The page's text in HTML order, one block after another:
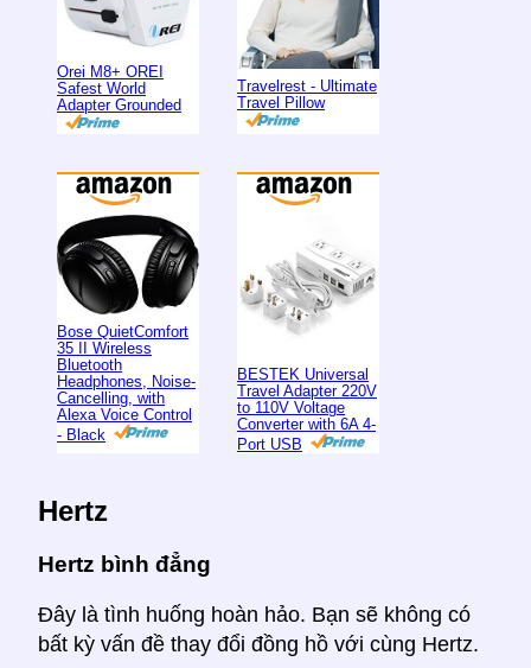
Orei M8+ OREI
Safest World
Adapter Grounded
Travelrest - Ultimate
Travel Pillow
Bose QuietComfort
35 II Wireless
Bluetooth
Headphones, Noise-
Cancelling, with
Alexa Voice Control
- Black
BESTEK Universal
Travel Adapter 220V
to 110V Voltage
Converter with 6A 4-
Port USB
Hertz
Hertz bình đẳng
Đây là tình huống hoàn hảo. Bạn sẽ không có
bất kỳ vấn đề thay đổi đồng hồ với cùng Hertz.